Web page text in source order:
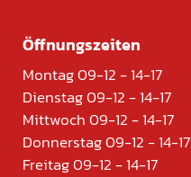
Öffnungszeiten
Montag 09-12 - 14-17
Dienstag 09-12 - 14-17
Mittwoch 09-12 - 14-17
Donnerstag 09-12 - 14-17
Freitag 09-12 - 14-17